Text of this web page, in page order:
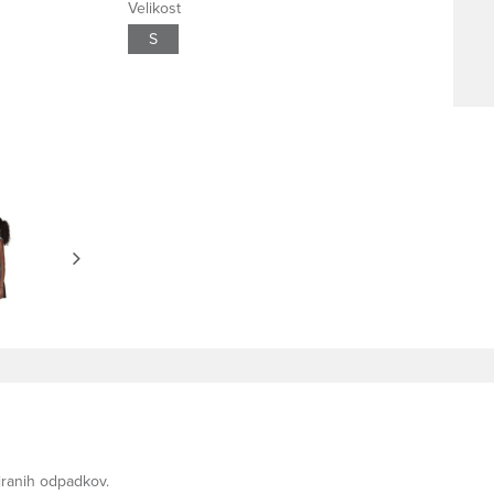
Velikost
S
odpadkov.